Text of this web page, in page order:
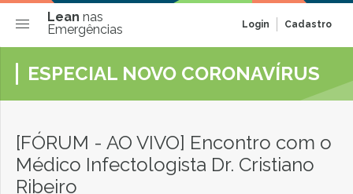
Lean nas
Emergências
Login Cadastro
ESPECIAL NOVO CORONAVÍRUS
[FÓRUM - AO VIVO] Encontro com o
Médico Infectologista Dr. Cristiano
Ribeiro